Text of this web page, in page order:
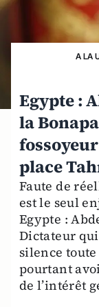
A LA
Egypte :
la
place
Faute de
est le seul
Egypte :
Dictateur
silence
pourtant
de l’intérêt